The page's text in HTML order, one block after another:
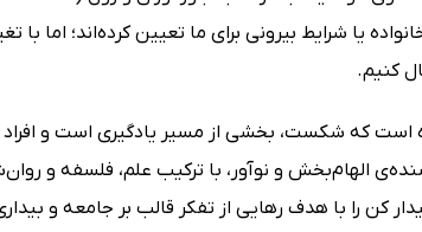
یا شرایط بیرونی برای ما تعیین کرده‌اند؛ اما با
کنیم.
است که شکست، بخشی از مسیر یادگیری است و افراد
الهام‌بخش و نوآور، با ترکیب علم، فلسفه و
کن را با هدف رهایی از تفکر قالب بر جامعه و